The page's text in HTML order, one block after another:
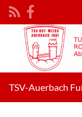
TSV-Auerbach